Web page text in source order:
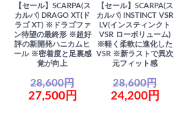
【セール】SCARPA(ス
カルパ) DRAGO XT(ド
ラゴ XT) ※ドラゴファ
ン待望の最終形 ※超好
評の新開発ハニカムヒ
ール ※密着度と足裏感
覚が向上
28,600円
27,500円
【セール】SCARPA(ス
カルパ) INSTINCT VSR
LV(インスティンクト
VSR ローボリューム)
※軽く柔軟に進化した
VSR ※新ラストで異次
元フィット感
28,600円
24,200円